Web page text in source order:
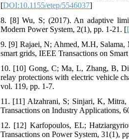
[DOI:10.1155/etep/5546037]
8. [8] Wu, S; (2017). An adaptive
Modern Power System, 2(1), pp. 1-21. [
9. [9] Rajaei, N; Ahmed, M.H, Salama,
smart grids, IEEE Transactions on
10. [10] Gong, C; Ma, L, Zhang, B,
relay protections with electric vehicle
vol. 119, pp. 1-7.
11. [11] Alzahrani, S; Sinjari, K, Mitra,
Transactions on Industry Applications,
12. [12] Karfopoulos, EL;
Transactions on Power System, 31(1),